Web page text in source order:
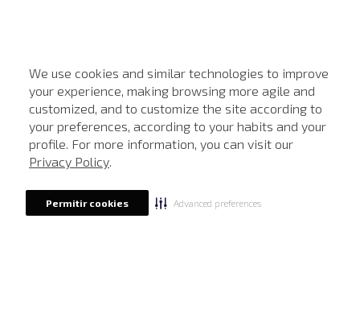
We use cookies and similar technologies to improve
your experience, making browsing more agile and
customized, and to customize the site according to
your preferences, according to your habits and your
profile. For more information, you can visit our
Privacy Policy.
Permitir cookies Advanced preferences